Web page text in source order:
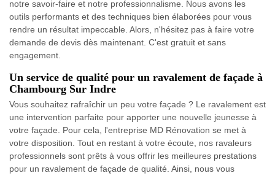
notre savoir-faire et notre professionnalisme. Nous avons les
outils performants et des techniques bien élaborées pour vous
rendre un résultat impeccable. Alors, n'hésitez pas à faire votre
demande de devis dès maintenant. C'est gratuit et sans
engagement.
Un service de qualité pour un ravalement de façade à
Chambourg Sur Indre
Vous souhaitez rafraîchir un peu votre façade ? Le ravalement est
une intervention parfaite pour apporter une nouvelle jeunesse à
votre façade. Pour cela, l'entreprise MD Rénovation se met à
votre disposition. Tout en restant à votre écoute, nos ravaleurs
professionnels sont prêts à vous offrir les meilleures prestations
pour un ravalement de façade de qualité. Ainsi, nous vous